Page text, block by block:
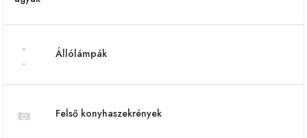
Állólámpák
Felső konyhaszekrények